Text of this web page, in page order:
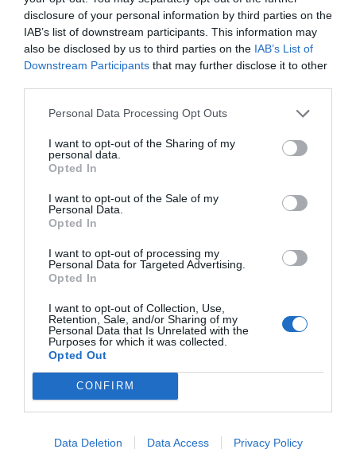
disclosure of your personal information by third parties on the
IAB’s list of downstream participants. This information may
also be disclosed by us to third parties on the IAB’s List of
Downstream Participants that may further disclose it to other
Personal Data Processing Opt Outs
I want to opt-out of the Sharing of my
personal data.
Opted In
I want to opt-out of the Sale of my
Personal Data.
Opted In
I want to opt-out of processing my
Personal Data for Targeted Advertising.
Opted In
I want to opt-out of Collection, Use,
Retention, Sale, and/or Sharing of my
Personal Data that Is Unrelated with the
Purposes for which it was collected.
Opted Out
CONFIRM
Data Deletion Data Access Privacy Policy